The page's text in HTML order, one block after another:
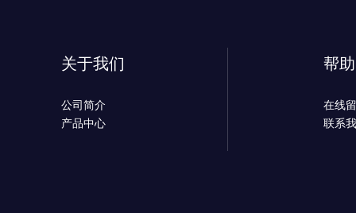
关于我们
公司简介
产品中心
帮
在线
联系